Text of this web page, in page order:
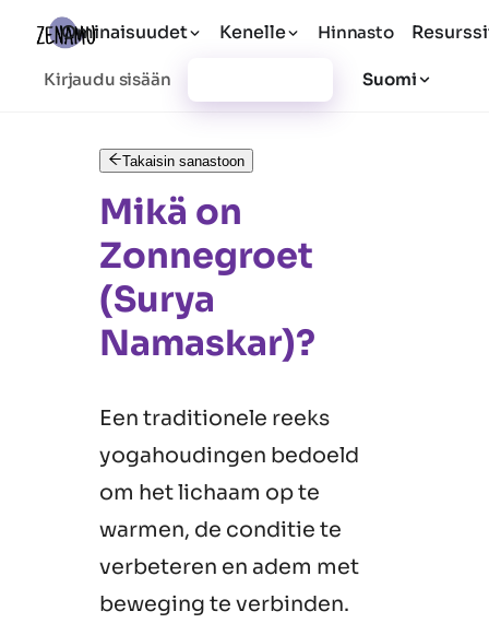
Ominaisuudet Kenelle Hinnasto
Kirjaudu sisään Suomi
Takaisin sanastoon
Mikä on
Zonnegroet
(Surya
Namaskar)?
Een traditionele reeks
yogahoudingen bedoeld
om het lichaam op te
warmen, de conditie te
verbeteren en adem met
beweging te verbinden.